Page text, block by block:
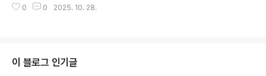
pAI, 뮤지아플러그인, 뮤지아원 중 하나의 제품을..
상 개인 누구나 ◎ 접수기간2025.10. 1 - 2025. 11.16
om으로 보내주세요 :)1. 퓨전캔디 블로그 공지사항의 공모
를 읽고2. 유튜브 음원 및 제출서류를 작성하고3. 메일로
0 0 2025. 10. 28.
이 블로그 인기글